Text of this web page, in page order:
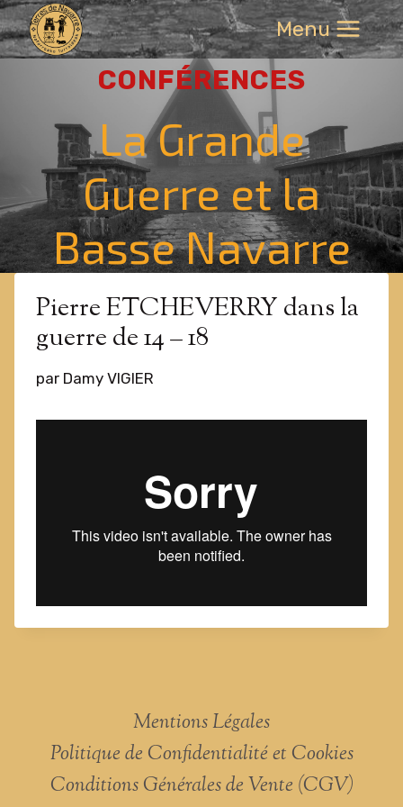
Aller
au
contenu
Menu
CONFÉRENCES
La Grande
Guerre et la
Basse Navarre
Pierre ETCHEVERRY dans la
guerre de 14 – 18
par Damy VIGIER
Mentions Légales
Politique de Confidentialité et Cookies
Conditions Générales de Vente (CGV)